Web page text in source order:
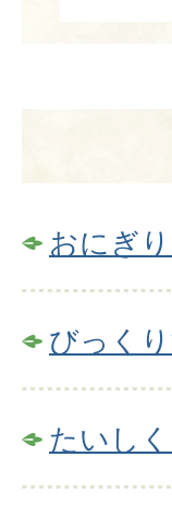
おにぎ
びっく
たいし